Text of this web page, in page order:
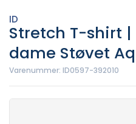
ID
Stretch T-shirt
dame Støvet
Varenummer: ID0597-392010